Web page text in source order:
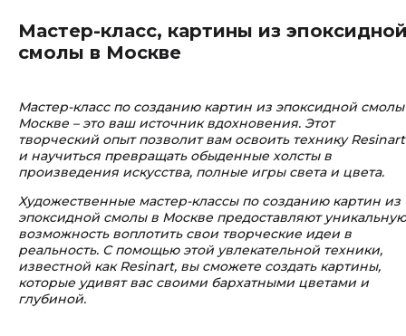
Мастер-класс, картины из
смолы в Москве
Мастер-класс по созданию картин из эпоксидной
Москве – это ваш источник вдохновения. Этот
творческий опыт позволит вам освоить технику Resinart
и научиться превращать обыденные холсты в
произведения искусства, полные игры света и цвета.
Художественные мастер-классы по созданию картин из
эпоксидной смолы в Москве предоставляют уникальную
возможность воплотить свои творческие идеи в
реальность. С помощью этой увлекательной техники,
известной как Resinart, вы сможете создать картины,
которые удивят вас своими бархатными цветами и
глубиной.